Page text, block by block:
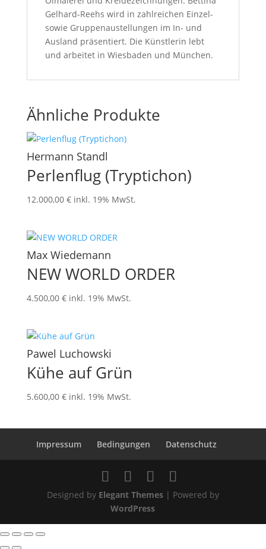
Gelhard-Reehs wird in zahlreichen Einzel-
sowie Gruppenaustellungen im In- und
Ausland präsentiert. Die Künstlerin lebt
und arbeitet in Wiesbaden und München.
Ähnliche Produkte
Hermann Standl
Perlenflug (Tryptichon)
12.000,00 € inkl. 19% MwSt.
Max Wiedemann
NEW WORLD ORDER
4.500,00 € inkl. 19% MwSt.
Pawel Luchowski
Kühe auf Grün
5.600,00 € inkl. 19% MwSt.
Impressum Bedingungen Datenschutz
Designed by Elegant Themes| Powered by
WordPress